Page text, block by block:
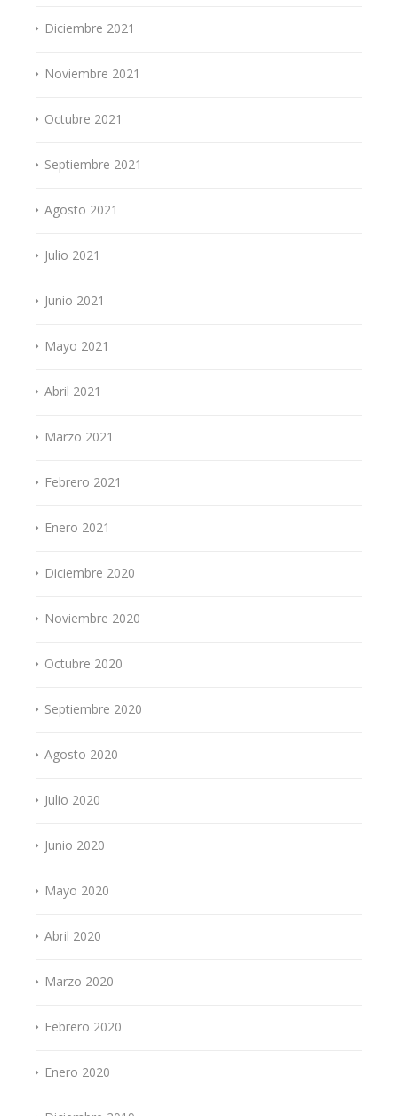
Diciembre 2021
Noviembre 2021
Octubre 2021
Septiembre 2021
Agosto 2021
Julio 2021
Junio 2021
Mayo 2021
Abril 2021
Marzo 2021
Febrero 2021
Enero 2021
Diciembre 2020
Noviembre 2020
Octubre 2020
Septiembre 2020
Agosto 2020
Julio 2020
Junio 2020
Mayo 2020
Abril 2020
Marzo 2020
Febrero 2020
Enero 2020